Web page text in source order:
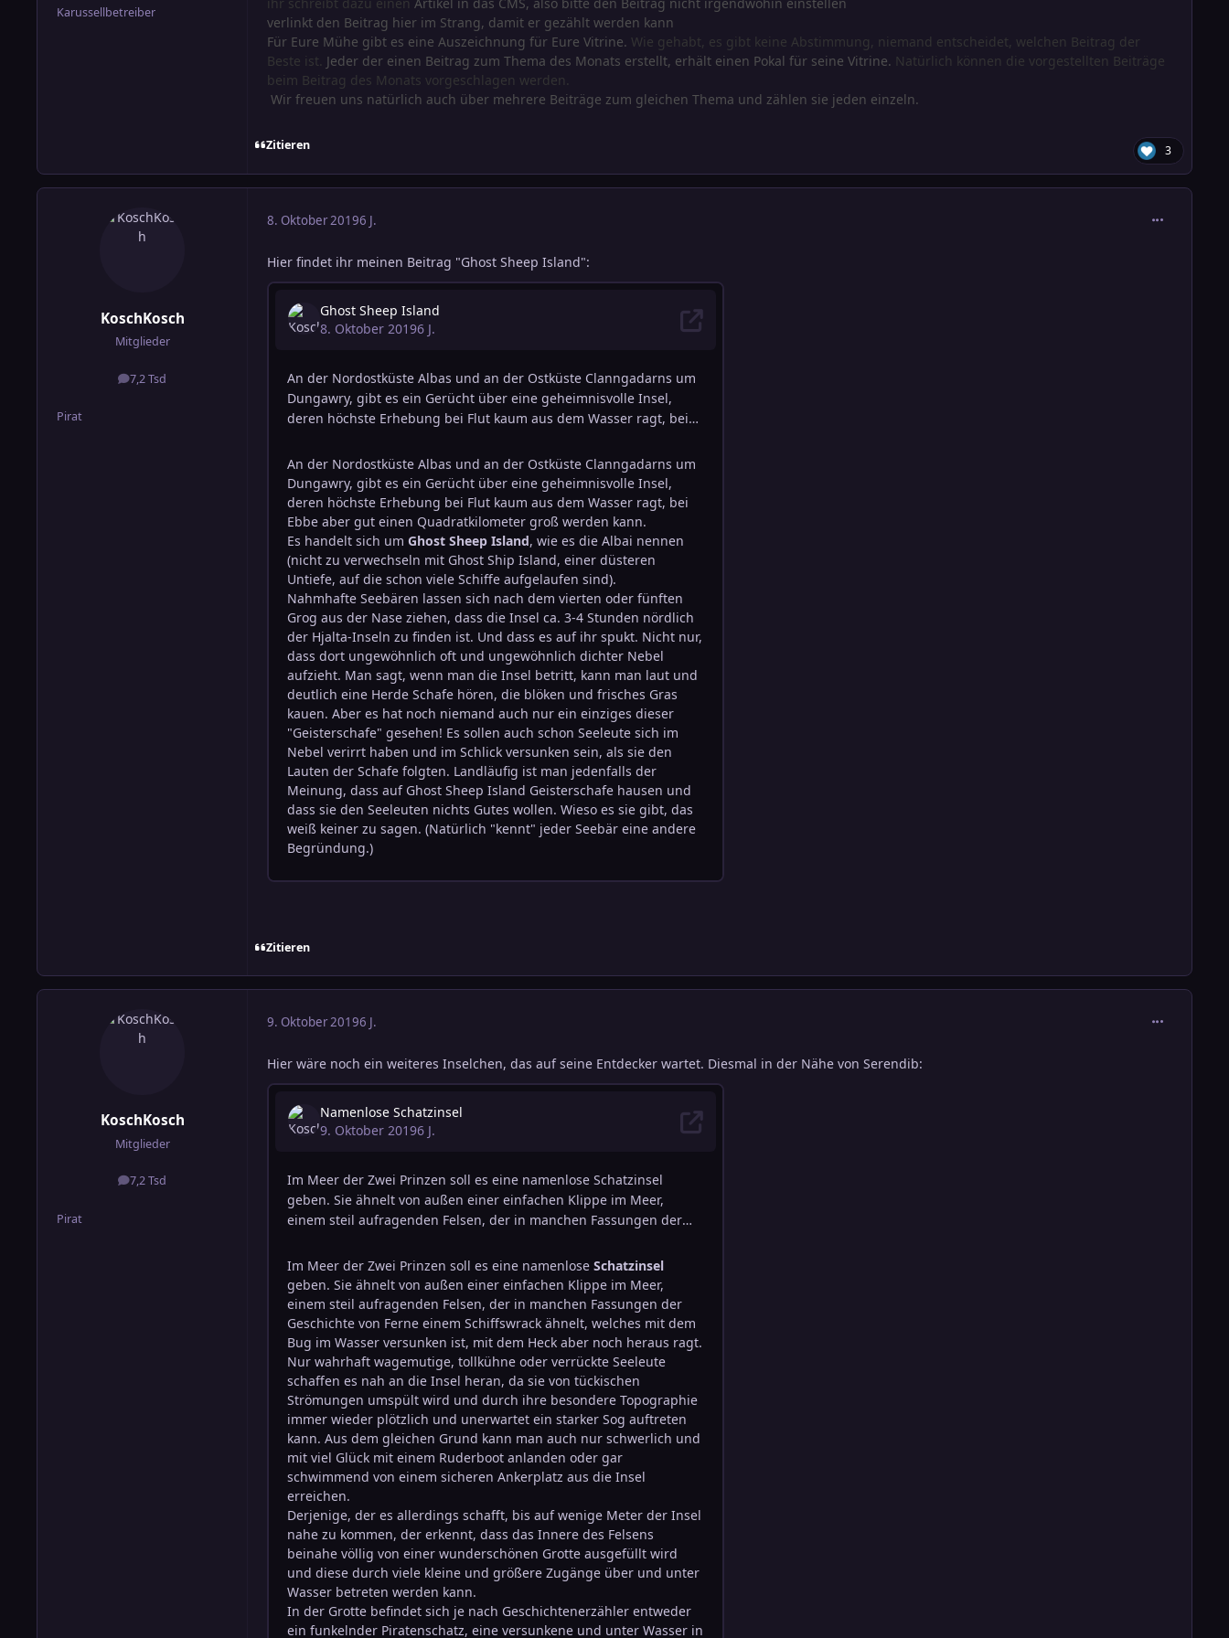
Karussellbetreiber
ihr schreibt dazu einen Artikel in das CMS, also bitte den Beitrag nicht irgendwohin einstellen
verlinkt den Beitrag hier im Strang, damit er gezählt werden kann
Für Eure Mühe gibt es eine Auszeichnung für Eure Vitrine. Wie gehabt, es gibt keine Abstimmung, niemand entscheidet, welchen Beitrag der
Beste ist. Jeder der einen Beitrag zum Thema des Monats erstellt, erhält einen Pokal für seine Vitrine. Natürlich können die vorgestellten Beiträge
beim Beitrag des Monats vorgeschlagen werden.
Wir freuen uns natürlich auch über mehrere Beiträge zum gleichen Thema und zählen sie jed en einzeln.
Zitieren 3
KoschKosch
Mitglieder
7,2 Tsd
Beiträge
Pirat
8. Oktober 20196 J.
Hier findet ihr meinen Beitrag "Ghost Sheep Island":
Zitieren
KoschKosch
Mitglieder
7,2 Tsd
Beiträge
Pirat
9. Oktober 20196 J.
Hier wäre noch ein weiteres Inselchen, das auf seine Entdecker wartet. Diesmal in der Nähe von Serendib: